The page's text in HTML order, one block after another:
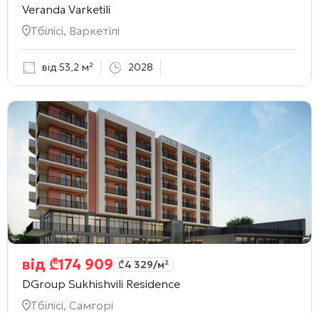
Veranda Varketili
Тбілісі, Варкетілі
від 53,2 м² 2028
від ₾174 909 ₾4 329/м²
DGroup Sukhishvili Residence
Тбілісі, Самгорі